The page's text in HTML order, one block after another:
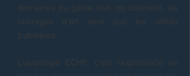
domaines du génie civil, du bâtiment, les
ouvrages d'art ainsi que les utilités
publiques.
L'avantage ECHP, c'est l'expérience en